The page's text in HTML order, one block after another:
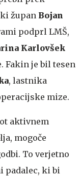
župan Bojan
podprl LMŠ,
Karlovšek
Fakin je bil tesen
, lastnika
mize.
aktivnem
mogoče
To verjetno
padalec, ki bi